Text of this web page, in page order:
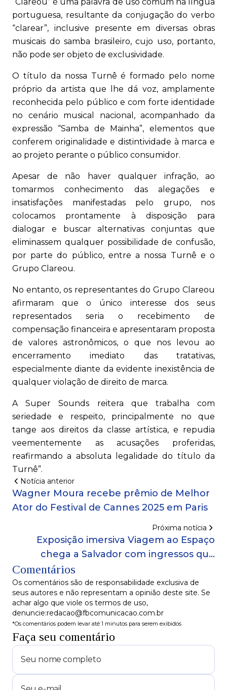
portuguesa, resultante da conjugação do verbo
“clarear”, inclusive presente em diversas obras
musicais do samba brasileiro, cujo uso, portanto,
não pode ser objeto de exclusividade.
O título da nossa Turnê é formado pelo nome
próprio da artista que lhe dá voz, amplamente
reconhecida pelo público e com forte identidade
no cenário musical nacional, acompanhado da
expressão “Samba de Mainha”, elementos que
conferem originalidade e distintividade à marca e
ao projeto perante o público consumidor.
Apesar de não haver qualquer infração, ao
tomarmos conhecimento das alegações e
insatisfações manifestadas pelo grupo, nos
colocamos prontamente à disposição para
dialogar e buscar alternativas conjuntas que
eliminassem qualquer possibilidade de confusão,
por parte do público, entre a nossa Turnê e o
Grupo Clareou.
No entanto, os representantes do Grupo Clareou
afirmaram que o único interesse dos seus
representados seria o recebimento de
compensação financeira e apresentaram proposta
de valores astronômicos, o que nos levou ao
encerramento imediato das tratativas,
especialmente diante da evidente inexistência de
qualquer violação de direito de marca.
A Super Sounds reitera que trabalha com
seriedade e respeito, principalmente no que
tange aos direitos da classe artística, e repudia
veementemente as acusações proferidas,
reafirmando a absoluta legalidade do título da
Turnê”.
Notícia anterior
Wagner Moura recebe prêmio de Melhor
Ator do Festival de Cannes 2025 em Paris
Próxima notícia
Exposição imersiva Viagem ao Espaço
chega a Salvador com ingressos que
custam de R$ 25 a R$ 70; confira
Comentários
Os comentários são de responsabilidade exclusiva de
seus autores e não representam a opinião deste site. Se
achar algo que viole os termos de uso,
denuncie:redacao@fbcomunicacao.com.br
*Os comentários podem levar até 1 minutos para serem exibidos
Faça seu comentário